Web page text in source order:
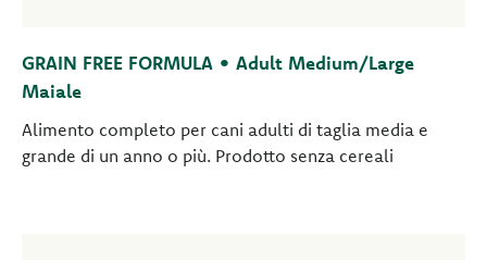
GRAIN FREE FORMULA • Adult Medium/Large
Maiale
Alimento completo per cani adulti di taglia media e
grande di un anno o più. Prodotto senza cereali